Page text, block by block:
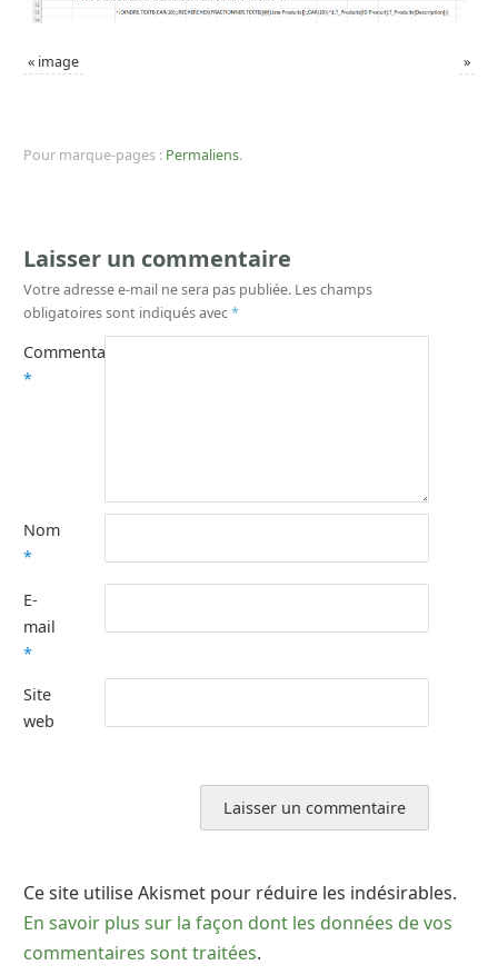
« image »
Pour marque-pages : Permaliens.
Laisser un commentaire
Votre adresse e-mail ne sera pas publiée. Les champs
obligatoires sont indiqués avec*
Commentaire
*
Nom
*
E-
mail
*
Site
web
Ce site utilise Akismet pour réduire les indésirables.
En savoir plus sur la façon dont les données de vos
commentaires sont traitées.